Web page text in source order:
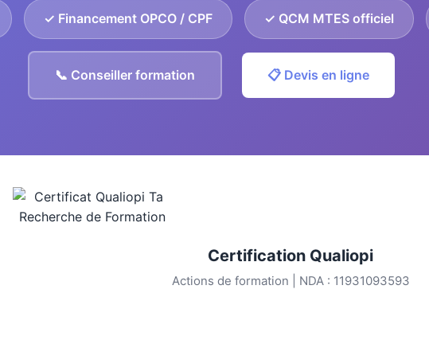
✓ Financement OPCO / CPF ✓ QCM MTES officiel
📞 Conseiller formation 📋 Devis en ligne
Certification Qualiopi
Actions de formation | NDA : 11931093593